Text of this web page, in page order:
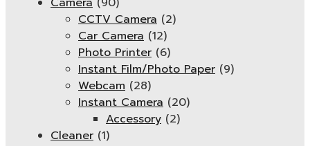
CCTV Camera (2)
Car Camera (12)
Photo Printer (6)
Instant Film/Photo Paper (9)
Webcam (28)
Instant Camera (20)
Accessory (2)
Cleaner (1)